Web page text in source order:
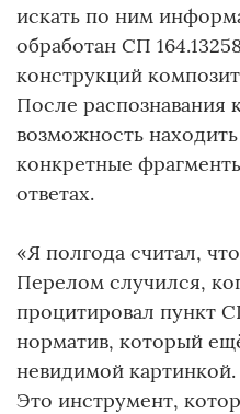
искать по ним
обработан СП
конструкций
После распознавания
возможность
конкретные
ответах.
«Я полгода считал,
Перелом случился,
процитировал пункт
норматив, который
невидимой
Это инструмент,